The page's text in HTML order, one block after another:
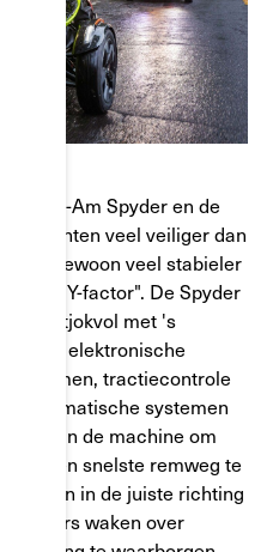
Can-Am Spyder en de
opzichten veel veiliger dan
zijn gewoon veel stabieler
dit de "Y-factor". De Spyder
tjokvol met 's
en elektronische
tractiecontrole
systemen
van de machine om
en snelste remweg te
en in de juiste richting
waken over